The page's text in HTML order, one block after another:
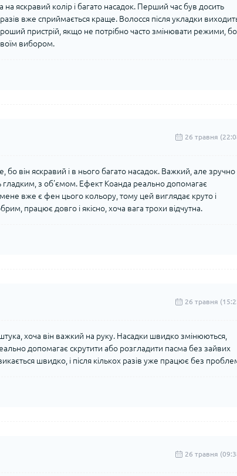
яскравий колір і багато насадок. Перший час був досить
вже сприймається краще. Волосся після укладки
пристрій, якщо не потрібно часто змінювати режими, бо
вибором.
26 травня
він яскравий і в нього багато насадок. Важкий, але зручно
з об'ємом. Ефект Коанда реально допомагає
вже є фен цього кольору, тому цей виглядає круто і
працює довго і якісно, хоча вага трохи відчутна.
26 травня
хоча він важкий на руку. Насадки швидко змінюються,
допомагає скрутити або розгладити пасма без зайвих
швидко, і після кількох разів уже працює без
26 травня